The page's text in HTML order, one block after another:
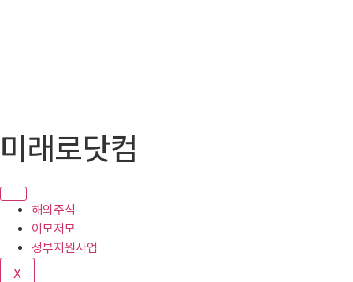
텐
로
기
미래로닷컴
해외주식
이모저모
정부지원사업
X